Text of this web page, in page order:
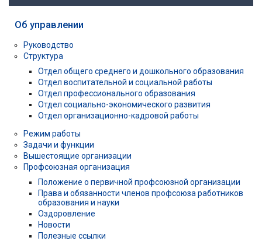
Об управлении
Руководство
Структура
Отдел общего среднего и дошкольного образования
Отдел воспитательной и социальной работы
Отдел профессионального образования
Отдел социально-экономического развития
Отдел организационно-кадровой работы
Режим работы
Задачи и функции
Вышестоящие организации
Профсоюзная организация
Положение о первичной профсоюзной организации
Права и обязанности членов профсоюза работников
образования и науки
Оздоровление
Новости
Полезные ссылки